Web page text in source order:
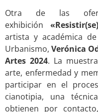
Otra de las
exhibición
artista y académica
Urbanismo,Verónica
Artes 2024. La
arte, enfermedad y
participar en el
cianotipia, una
obtienen por